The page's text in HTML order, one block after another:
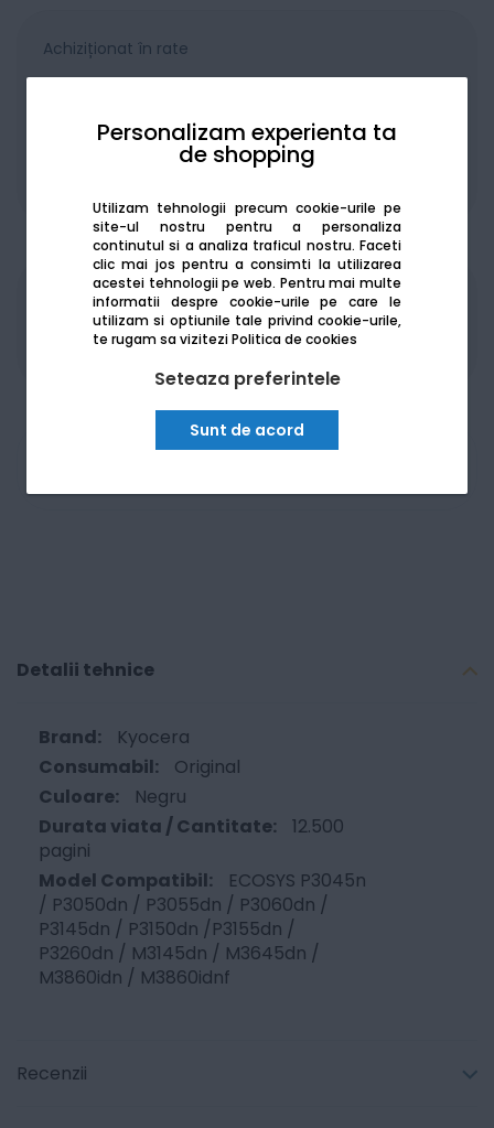
Personalizam experienta ta
de shopping
Utilizam tehnologii precum cookie-urile pe
site-ul nostru pentru a personaliza
continutul si a analiza traficul nostru. Faceti
clic mai jos pentru a consimti la utilizarea
acestei tehnologii pe web. Pentru mai multe
informatii despre cookie-urile pe care le
utilizam si optiunile tale privind cookie-urile,
te rugam sa viziteziPolitica de cookies
Seteaza preferintele
Sunt de acord
Achiziționat în rate
Produsele sunt disponibile pe platforma de
achizitii publiceSEAP/SICAP
Detalii tehnice
Kyocera
Original
Negru
12.500
pagini
ECOSYS P3045n
/ P3050dn / P3055dn / P3060dn /
P3145dn / P3150dn /P3155dn /
P3260dn / M3145dn / M3645dn /
M3860idn / M3860idnf
Recenzii